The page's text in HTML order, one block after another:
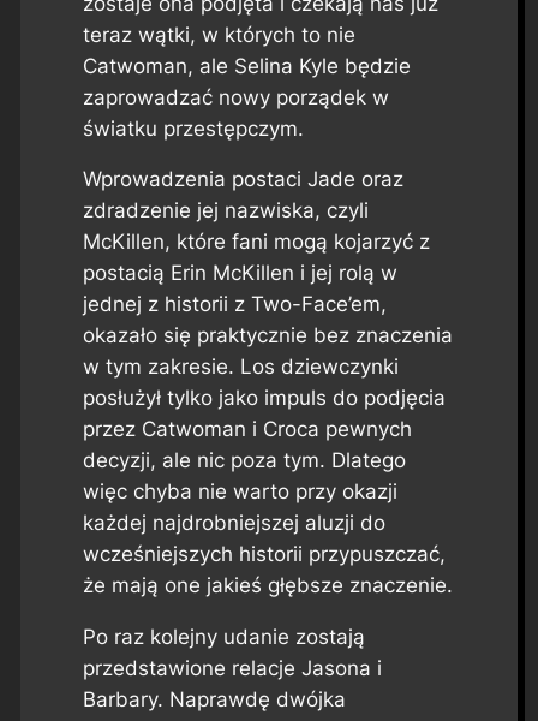
teraz wątki, w których to nie
Catwoman, ale Selina Kyle będzie
zaprowadzać nowy porządek w
światku przestępczym.
Wprowadzenia postaci Jade oraz
zdradzenie jej nazwiska, czyli
McKillen, które fani mogą kojarzyć z
postacią Erin McKillen i jej rolą w
jednej z historii z Two-Face’em,
okazało się praktycznie bez znaczenia
w tym zakresie. Los dziewczynki
posłużył tylko jako impuls do podjęcia
przez Catwoman i Croca pewnych
decyzji, ale nic poza tym. Dlatego
więc chyba nie warto przy okazji
każdej najdrobniejszej aluzji do
wcześniejszych historii przypuszczać,
że mają one jakieś głębsze znaczenie.
Po raz kolejny udanie zostają
przedstawione relacje Jasona i
Barbary. Naprawdę dwójka